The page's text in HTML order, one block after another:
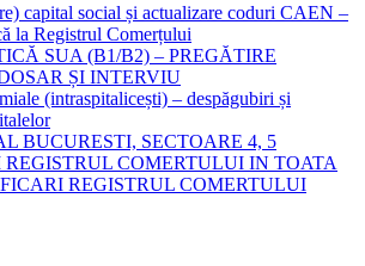
capital social și actualizare coduri CAEN –
la Registrul Comerțului
SUA (B1/B2) – PREGĂTIRE
ȘI INTERVIU
(intraspitalicești) – despăgubiri și
BUCURESTI, SECTOARE 4, 5
REGISTRUL COMERTULUI IN TOATA
REGISTRUL COMERTULUI